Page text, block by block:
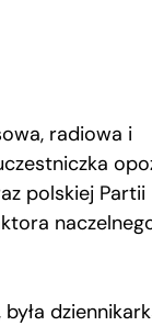
radiowa i
polskiej Partii